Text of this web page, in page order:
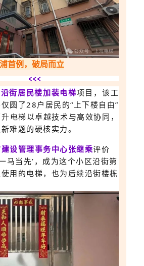
首例，破局而立
街居民楼加装电梯项目，该工
圆了28户居民的“上下楼自由”
电梯以卓越技术与高效协同，
难题的硬核实力。
设管理事务中心张继乘评价
马当先’，成为这个小区沿街第
用的电梯，也为后续沿街楼栋